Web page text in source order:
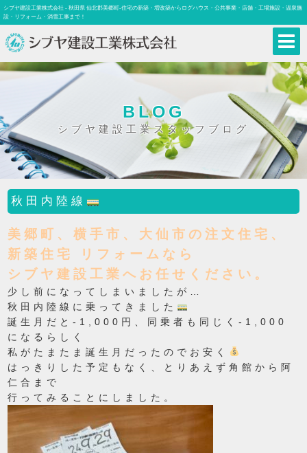
シブヤ建設工業株式会社 - 秋田県 仙北郡美郷町-住宅の新築・増改築からログハウス・公共事業・店舗・工場施設・温泉施
設・リフォーム・消雪工事まで！
BLOG
シブヤ建設工業スタッフブログ
秋田内陸線
美郷町、横手市、大仙市の注文住宅、
新築住宅 リフォームなら
シブヤ建設工業へお任せください。
少し前になってしまいましたが…
秋田内陸線に乗ってきました
誕生月だと-1,000円、同乗者も同じく-1,000
になるらしく
私がたまたま誕生月だったのでお安く
はっきりした予定もなく、とりあえず角館から阿
仁合まで
行ってみることにしました。